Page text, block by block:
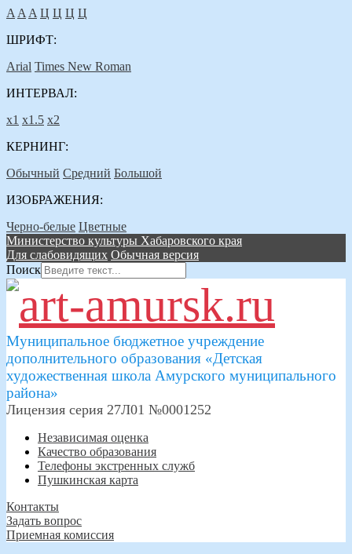
A A A Ц Ц Ц Ц
ШРИФТ:
Arial Times New Roman
ИНТЕРВАЛ:
х1 х1.5 х2
КЕРНИНГ:
Обычный Средний Большой
ИЗОБРАЖЕНИЯ:
Черно-белые Цветные
Министерство культуры Хабаровского края
Для слабовидящих Обычная версия
Поиск
Муниципальное бюджетное учреждение
дополнительного образования «Детская
художественная школа Амурского муниципального
района»
Лицензия серия 27Л01 №0001252
Независимая оценка
Качество образования
Телефоны экстренных служб
Пушкинская карта
Контакты
Задать вопрос
Приемная комиссия